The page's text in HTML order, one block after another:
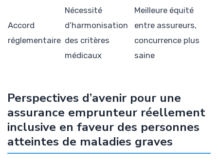
Accord
réglementaire
Nécessité
d’harmonisation
des critères
médicaux
Meilleure équité
entre assureurs,
concurrence plus
saine
Perspectives d’avenir pour une
assurance emprunteur réellement
inclusive en faveur des personnes
atteintes de maladies graves